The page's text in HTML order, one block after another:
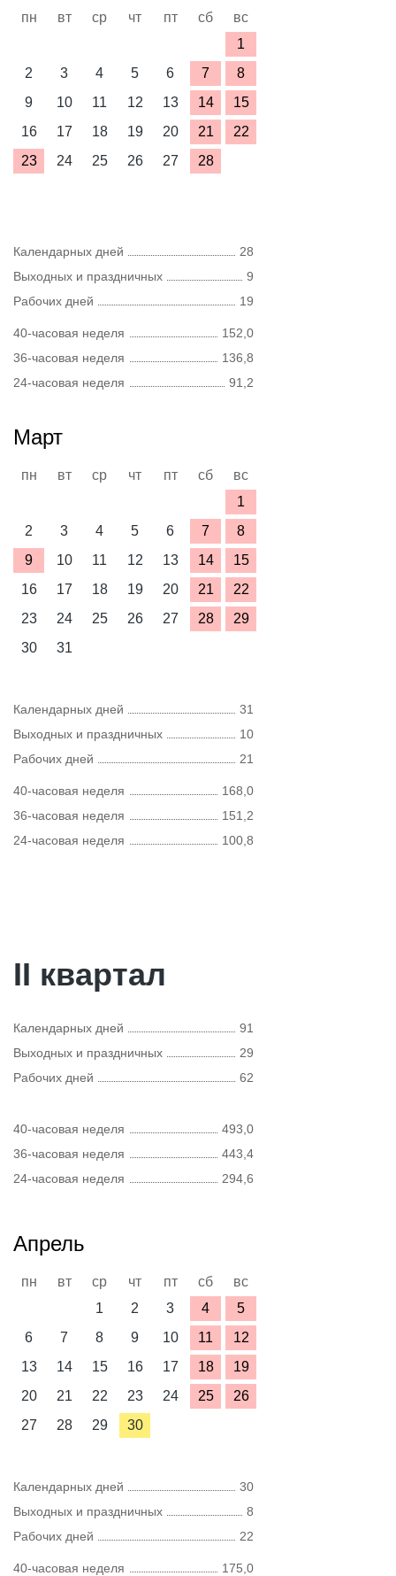
пн вт ср чт пт сб
вс
1
2
3 4 5 6 7
8
9
10 11 12 13 14
15
16
17 18 19 20 21
22
23
24 25 26 27 28
Календарных дней
28
Выходных и праздничных
9
Рабочих дней
19
40-часовая неделя
152,0
36-часовая неделя
136,8
24-часовая неделя
91,2
Март
пн вт ср чт пт сб
вс
1
2
3 4 5 6 7
8
9
10 11 12 13 14
15
16
17 18 19 20 21
22
23
24 25 26 27 28
29
30
31
Календарных дней
31
Выходных и праздничных
10
Рабочих дней
21
40-часовая неделя
168,0
36-часовая неделя
151,2
24-часовая неделя
100,8
II квартал
Календарных дней
91
Выходных и праздничных
29
Рабочих дней
62
40-часовая неделя
493,0
36-часовая неделя
443,4
24-часовая неделя
294,6
Апрель
пн вт ср чт пт сб
вс
1
2 3 4
5
6
7 8 9 10 11
12
13
14 15 16 17 18
19
20
21 22 23 24 25
26
27
28 29 30
Календарных дней
30
Выходных и праздничных
8
Рабочих дней
22
40-часовая неделя
175,0